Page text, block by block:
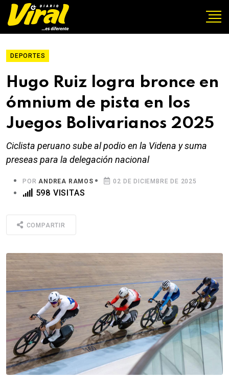
DEPORTES
Hugo Ruiz logra bronce en
ómnium de pista en los
Juegos Bolivarianos 2025
Ciclista peruano sube al podio en la Videna y suma
preseas para la delegación nacional
PORANDREA RAMOS 02 DE DICIEMBRE DE 2025
598 VISITAS
COMPARTIR